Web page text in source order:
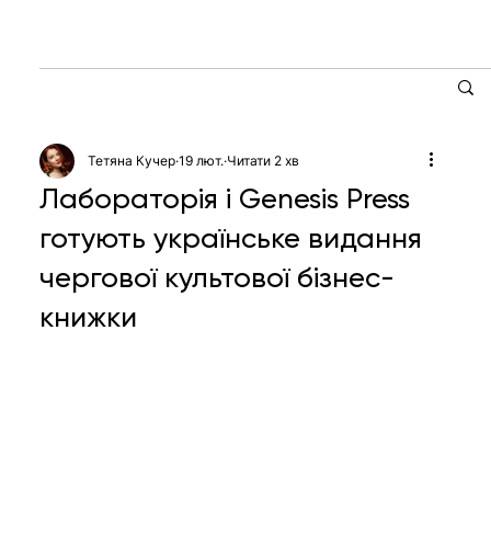
Лабораторія і Genesis Press
готують українське видання
чергової культової бізнес-
книжки
Тетяна Кучер 19 лют. Читати 2 хв